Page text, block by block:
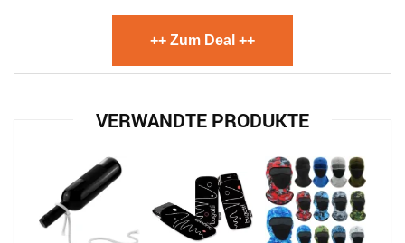
++ Zum Deal ++
VERWANDTE PRODUKTE